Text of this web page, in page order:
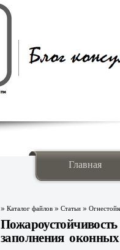
Главная
»Каталог файлов »Статьи »
заполнения